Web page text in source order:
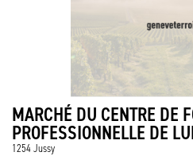
MARCHÉ DU CENTRE DE
PROFESSIONNELLE DE
1254 Jussy